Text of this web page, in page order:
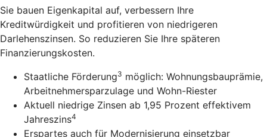
Sie bauen Eigenkapital auf, verbessern Ihre
Kreditwürdigkeit und profitieren von niedrigeren
Darlehenszinsen. So reduzieren Sie Ihre späteren
Finanzierungskosten.
Staatliche Förderung3 möglich: Wohnungsbauprämie,
Arbeitnehmersparzulage und Wohn-Riester
Aktuell niedrige Zinsen ab 1,95 Prozent effektivem
Jahreszins4
Erspartes auch für Modernisierung einsetzbar